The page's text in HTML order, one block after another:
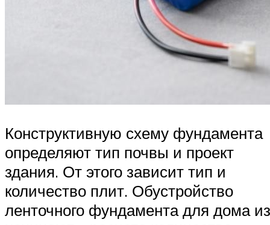
Конструктивную схему фундамента
определяют тип почвы и проект
здания. От этого зависит тип и
количество плит. Обустройство
ленточного фундамента для дома